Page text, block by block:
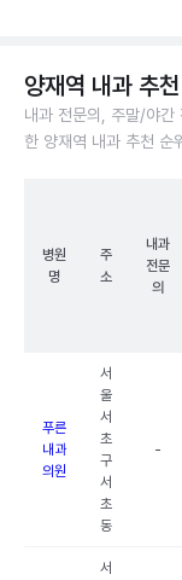
양재역 내과 추
내과 전문의, 주말/야간
한 양재역 내과 추천 순
병원
명
주
소
내과
전문
의
푸른
내과
의원
서
울
서
초
구
서
초
동
-
서